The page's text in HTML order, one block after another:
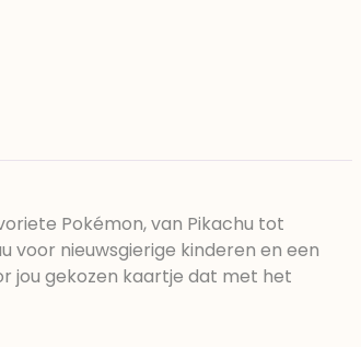
Pokémon, van Pikachu tot
voor nieuwsgierige kinderen en een
jou gekozen kaartje dat met het